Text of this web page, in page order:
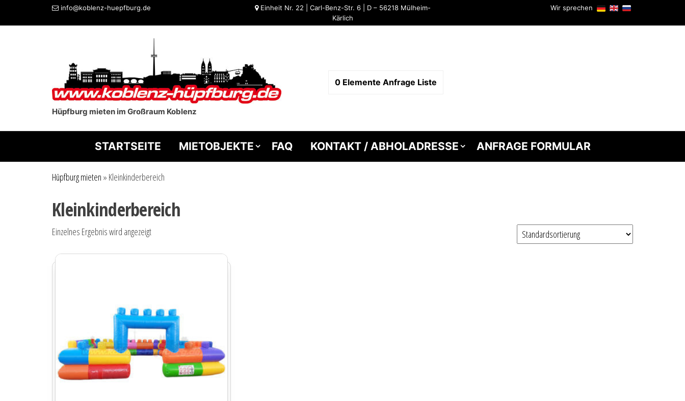
info@koblenz-huepfburg.de
Einheit Nr. 22 | Carl-Benz-Str. 6 | D – 56218 Mülheim-
Kärlich
Wir sprechen
Hüpfburg mieten im Großraum Koblenz
0 Elemente Anfrage Liste
STARTSEITE MIETOBJEKTE FAQ KONTAKT / ABHOLADRESSE ANFRAGE FORMULAR
Hüpfburg mieten » Kleinkinderbereich
Kleinkinderbereich
Einzelnes Ergebnis wird angezeigt